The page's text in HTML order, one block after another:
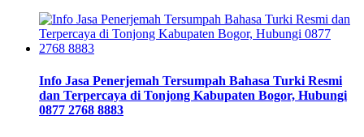
Info Jasa Penerjemah Tersumpah Bahasa Turki Resmi
dan Terpercaya di Tonjong Kabupaten Bogor, Hubungi
0877 2768 8883